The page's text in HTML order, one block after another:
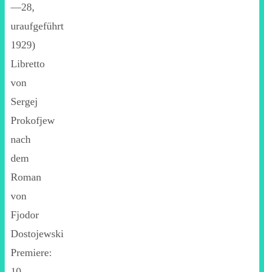
—28,
uraufgeführt
1929)
Libretto
von
Sergej
Prokofjew
nach
dem
Roman
von
Fjodor
Dostojewski
Premiere: